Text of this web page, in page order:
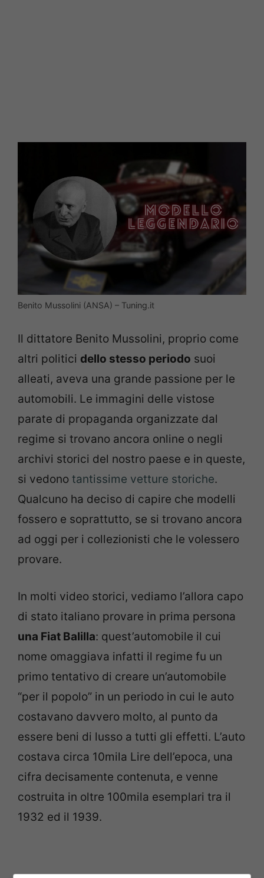
Benito Mussolini (ANSA) – Tuning.it
Il dittatore Benito Mussolini, proprio come
altri politici dello stesso periodo suoi
alleati, aveva una grande passione per le
automobili. Le immagini delle vistose
parate di propaganda organizzate dal
regime si trovano ancora online o negli
archivi storici del nostro paese e in queste,
si vedono tantissime vetture storiche.
Qualcuno ha deciso di capire che modelli
fossero e soprattutto, se si trovano ancora
ad oggi per i collezionisti che le volessero
provare.
In molti video storici, vediamo l’allora capo
di stato italiano provare in prima persona
una Fiat Balilla: quest’automobile il cui
nome omaggiava infatti il regime fu un
primo tentativo di creare un’automobile
“per il popolo” in un periodo in cui le auto
costavano davvero molto, al punto da
essere beni di lusso a tutti gli effetti. L’auto
costava circa 10mila Lire dell’epoca, una
cifra decisamente contenuta, e venne
costruita in oltre 100mila esemplari tra il
1932 ed il 1939.